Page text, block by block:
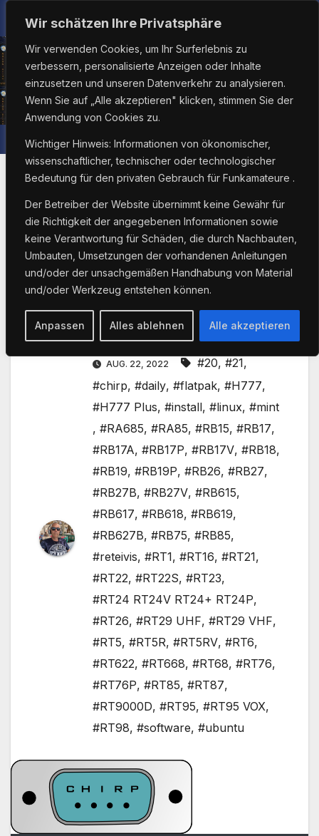
Wir schätzen Ihre Privatsphäre
Wir verwenden Cookies, um Ihr Surferlebnis zu
verbessern, personalisierte Anzeigen oder Inhalte
einzusetzen und unseren Datenverkehr zu analysieren.
Wenn Sie auf „Alle akzeptieren" klicken, stimmen Sie der
Anwendung von Cookies zu.
Wichtiger Hinweis: Informationen von ökonomischer,
wissenschaftlicher, technischer oder technologischer
Bedeutung für den privaten Gebrauch für Funkamateure .
Der Betreiber der Website übernimmt keine Gewähr für
die Richtigkeit der angegebenen Informationen sowie
keine Verantwortung für Schäden, die durch Nachbauten,
Umbauten, Umsetzungen der vorhandenen Anleitungen
und/oder der unsachgemäßen Handhabung von Material
und/oder Werkzeug entstehen können.
Anpassen Alles ablehnen Alle akzeptieren
Inhalt
springen
So.. Aug. 9th, 2026 9:32:31 AM
COMPUTER MODIFIKATION RETEVIS SOFTWARE
Chirp unter MINT 21
oder Ubuntu 20.04
installieren
Von Joerg Korte
AUG. 22, 2022 #20, #21,
#chirp, #daily, #flatpak, #H777,
#H777 Plus, #install, #linux, #mint
, #RA685, #RA85, #RB15, #RB17,
#RB17A, #RB17P, #RB17V, #RB18,
#RB19, #RB19P, #RB26, #RB27,
#RB27B, #RB27V, #RB615,
#RB617, #RB618, #RB619,
#RB627B, #RB75, #RB85,
#reteivis, #RT1, #RT16, #RT21,
#RT22, #RT22S, #RT23,
#RT24 RT24V RT24+ RT24P,
#RT26, #RT29 UHF, #RT29 VHF,
#RT5, #RT5R, #RT5RV, #RT6,
#RT622, #RT668, #RT68, #RT76,
#RT76P, #RT85, #RT87,
#RT9000D, #RT95, #RT95 VOX,
#RT98, #software, #ubuntu